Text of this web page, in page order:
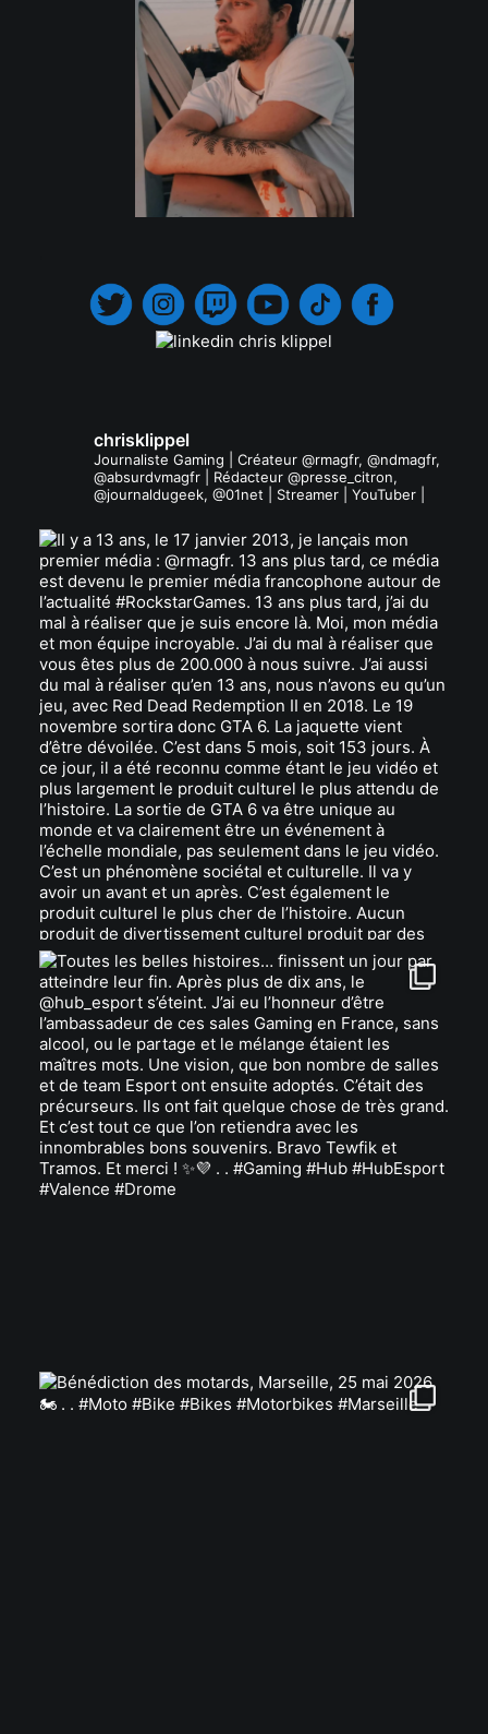
chrisklippel
Journaliste Gaming | Créateur @rmagfr, @ndmagfr,
@absurdvmagfr | Rédacteur @presse_citron,
@journaldugeek, @01net | Streamer | YouTuber |